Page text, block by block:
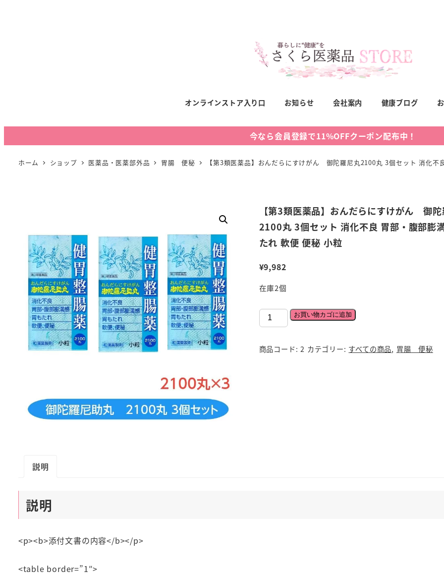
オンラインストア入り口 お知らせ 会社案内 健康ブログ
今なら会員登録で11%OFFクーポン配布中！
ホーム ショップ 医薬品・医薬部外品 胃腸 便秘 【第3類医薬品】おんだらにすけがん 御陀羅尼丸2100丸 3個セット 消化
【第3類医薬品】おんだらにすけがん 御
2100丸 3個セット 消化不良 胃部・腹部膨
たれ 軟便 便秘 小粒
¥9,982
在庫2個
【第
3
類
医
お買い物カゴに追加
商品コード:2 カテゴリー: すべての商品, 胃腸 便秘
説明
説明
<p><b>添付文書の内容</b></p>
<table border=”1″>